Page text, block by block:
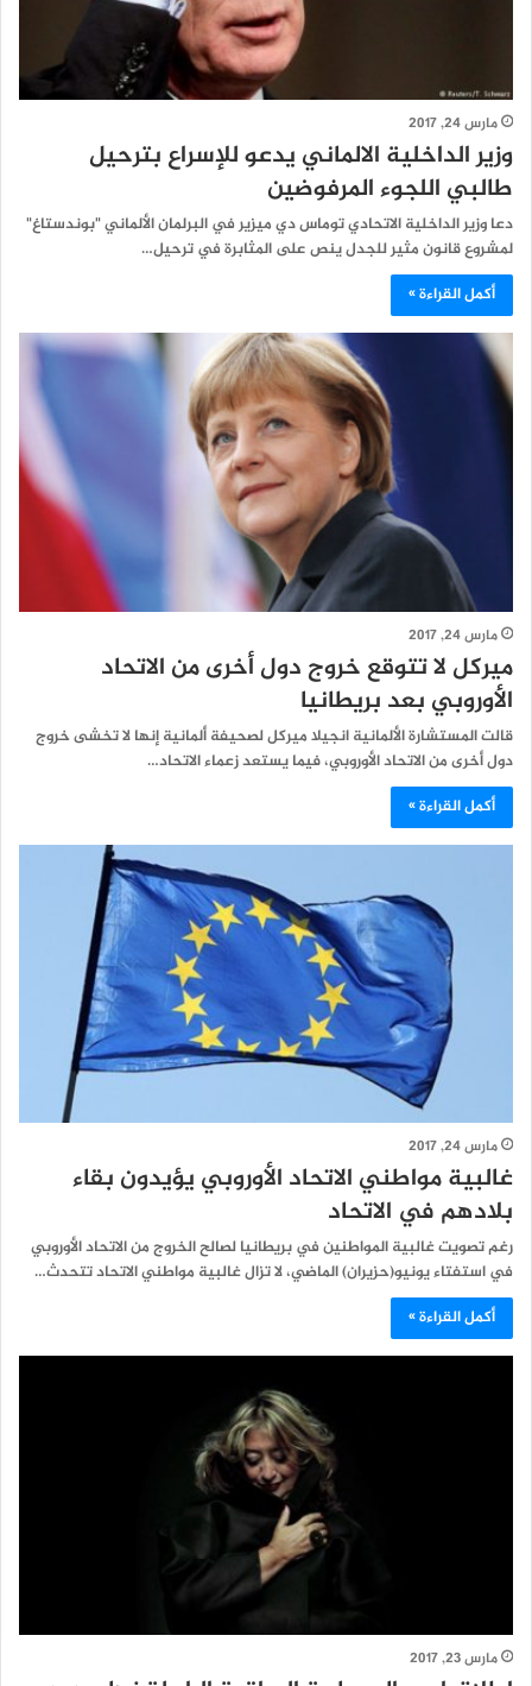
مارس 24, 2017
وزير الداخلية الالماني يدعو للإسراع بترحيل
طالبي اللجوء المرفوضين
دعا وزير الداخلية الاتحادي توماس دي ميزير في البرلمان الألماني "بوندستاغ"
لمشروع قانون مثير للجدل ينص على المثابرة في ترحيل…
أكمل القراءة »
مارس 24, 2017
ميركل لا تتوقع خروج دول أخرى من الاتحاد
الأوروبي بعد بريطانيا
قالت المستشارة الألمانية انجيلا ميركل لصحيفة ألمانية إنها لا تخشى خروج
دول أخرى من الاتحاد الأوروبي، فيما يستعد زعماء الاتحاد…
أكمل القراءة »
مارس 24, 2017
غالبية مواطني الاتحاد الأوروبي يؤيدون بقاء
بلادهم في الاتحاد
رغم تصويت غالبية المواطنين في بريطانيا لصالح الخروج من الاتحاد الأوروبي
في استفتاء يونيو(حزيران) الماضي، لا تزال غالبية مواطني الاتحاد تتحدث…
أكمل القراءة »
مارس 23, 2017